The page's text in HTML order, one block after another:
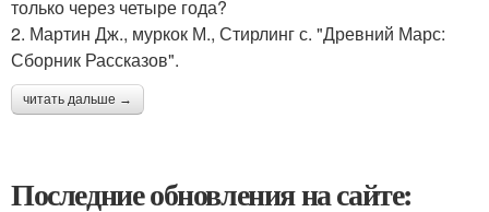
только через четыре года?
2. Мартин Дж., муркок М., Стирлинг с. "Древний Марс:
Сборник Рассказов".
читать дальше →
Последние обновления на сайте: